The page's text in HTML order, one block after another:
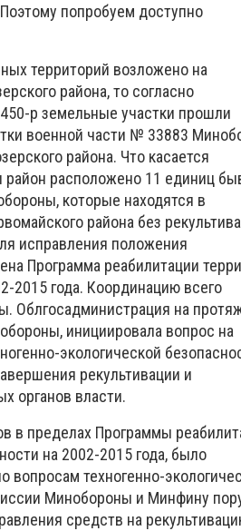
попробуем доступно
территорий возложено на
района, то согласно
р земельные участки прошли
военной части № 33883
района. Что касается
район расположено 11 единиц
которые находятся в
района без
исправления положения
Программа реабилитации
2015 года. Координацию всего
Облгосадминистрация на
инициировала вопрос на
экологической
рекультивации и
органов власти.
в пределах Программы
на 2002-2015 года, было
вопросам техногенно-
Минобороны и Минфину
средств на